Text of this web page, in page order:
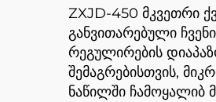
ZXJD-450 მკვეთრი
განვითარებული
რეგულირების
შემაგრებისთვის,
ნაწილში ჩამოყალიბ